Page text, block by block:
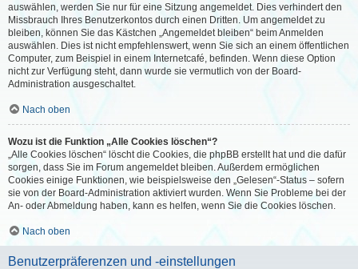
auswählen, werden Sie nur für eine Sitzung angemeldet. Dies verhindert den
Missbrauch Ihres Benutzerkontos durch einen Dritten. Um angemeldet zu
bleiben, können Sie das Kästchen „Angemeldet bleiben“ beim Anmelden
auswählen. Dies ist nicht empfehlenswert, wenn Sie sich an einem öffentlichen
Computer, zum Beispiel in einem Internetcafé, befinden. Wenn diese Option
nicht zur Verfügung steht, dann wurde sie vermutlich von der Board-
Administration ausgeschaltet.
Nach oben
Wozu ist die Funktion „Alle Cookies löschen“?
„Alle Cookies löschen“ löscht die Cookies, die phpBB erstellt hat und die dafür
sorgen, dass Sie im Forum angemeldet bleiben. Außerdem ermöglichen
Cookies einige Funktionen, wie beispielsweise den „Gelesen“-Status – sofern
sie von der Board-Administration aktiviert wurden. Wenn Sie Probleme bei der
An- oder Abmeldung haben, kann es helfen, wenn Sie die Cookies löschen.
Nach oben
Benutzerpräferenzen und -einstellungen